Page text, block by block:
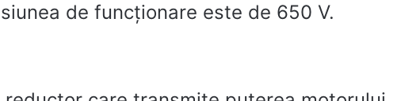
de funcționare este de 650 V.